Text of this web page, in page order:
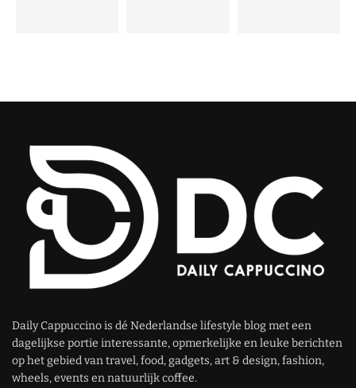
Daily Cappuccino is dé Nederlandse lifestyle blog met een
dagelijkse portie interessante, opmerkelijke en leuke berichten
op het gebied van travel, food, gadgets, art & design, fashion,
wheels, events en natuurlijk coffee.